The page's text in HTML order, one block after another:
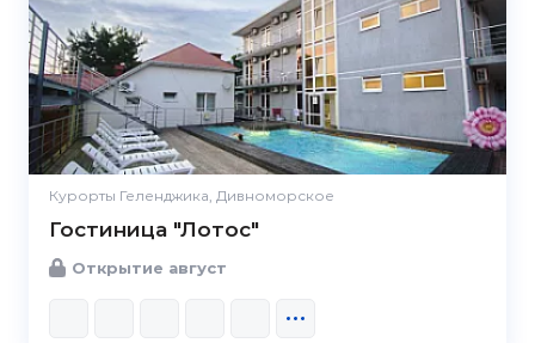
Курорты Геленджика, Дивноморское
Гостиница "Лотос"
Открытие август